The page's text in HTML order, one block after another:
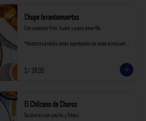
Chupe levantamuertos
Con pescado frito, huevo y papa amarilla
*Nuestros precios están expresados en soles e incluyen
S/ 39.00
El Chilcano de Choros
De choros con papita y fideos.